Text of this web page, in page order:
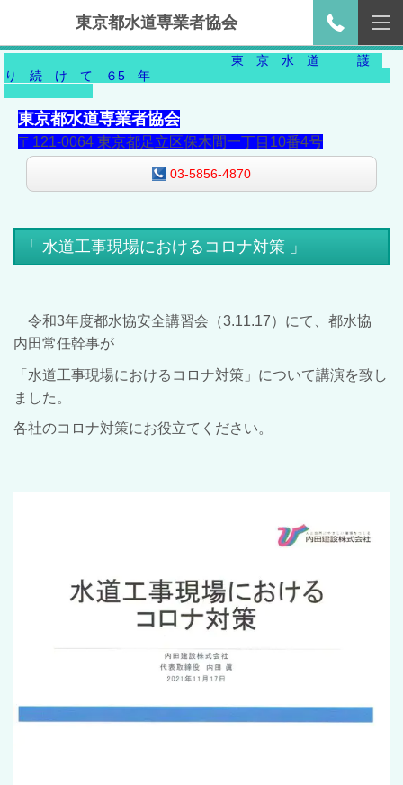
東京都水道専業者協会
東 京 水 道 護
り 続 け て ６5 年
東京都水道専業者協会
〒121-0064 東京都足立区保木間一丁目10番4号
03-5856-4870
「 水道工事現場におけるコロナ対策 」
令和3年度都水協安全講習会（3.11.17）にて、都水協
内田常任幹事が
「水道工事現場におけるコロナ対策」について講演を致し
ました 。
各社のコロナ対策にお役立てください。